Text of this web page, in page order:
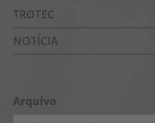
TROTEC
NOTÍCIA
Arquivo